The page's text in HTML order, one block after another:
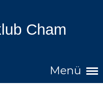
Cham
Menü